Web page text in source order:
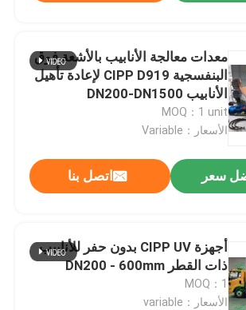
معدات معالجة الأنابيب بالأشعة فوق
البنفسجية CIPP D919 لإعادة تأهيل
الأنابيب DN200-DN1500
MOQ：1 unit
الأسعار：Variable
سعر اتصل بنا
أجهزة CIPP UV بدون حفر للأنابيب
ذات القطر DN200 - 600mm
MOQ：1
الأسعار：variable